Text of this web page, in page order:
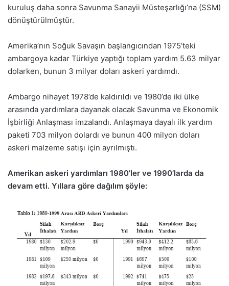
kuruluş daha sonra Savunma Sanayii Müsteşarlığı’na (SSM)
dönüştürülmüştür.
Amerika’nın Soğuk Savaşın başlangıcından 1975’teki
ambargoya kadar Türkiye yaptığı toplam yardım 5.63 milyar
dolarken, bunun 3 milyar doları askeri yardımdı.
Ambargo nihayet 1978’de kaldırıldı ve 1980’de iki ülke
arasında yardımlara dayanak olacak Savunma ve Ekonomik
İşbirliği Anlaşması imzalandı. Anlaşmaya dayalı ilk yardım
paketi 703 milyon dolardı ve bunun 400 milyon doları
askeri malzeme satışı için ayrılmıştı.
Amerikan askeri yardımları 1980’ler ve 1990’larda da
devam etti. Yıllara göre dağılım şöyle: